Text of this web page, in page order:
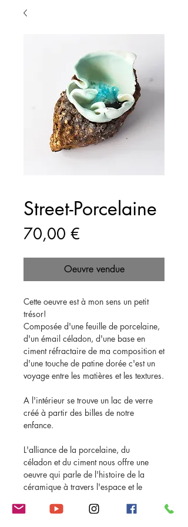
Street-Porcelaine
70,00 €
Oeuvre vendue
Cette oeuvre est à mon sens un petit
trésor!
Composée d'une feuille de porcelaine,
d'un émail céladon, d'une base en
ciment réfractaire de ma composition et
d'une touche de patine dorée c'est un
voyage entre les matières et les textures.
A l'intérieur se trouve un lac de verre
créé à partir des billes de notre
enfance.
L'alliance de la porcelaine, du
céladon et du ciment nous offre une
oeuvre qui parle de l'histoire de la
céramique à travers l'espace et le
agréables et une
poésie baladeuse